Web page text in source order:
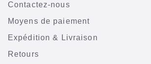
Contactez-nous
Moyens de paiement
Expédition & Livraison
Retours